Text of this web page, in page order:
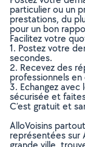
particulier ou un
prestations, du
pour un bon
Facilitez votre
1. Postez votre
secondes.
2. Recevez des
professionnels
3. Echangez
sécurisée et
C’est gratuit et
AlloVoisins
représentées sur